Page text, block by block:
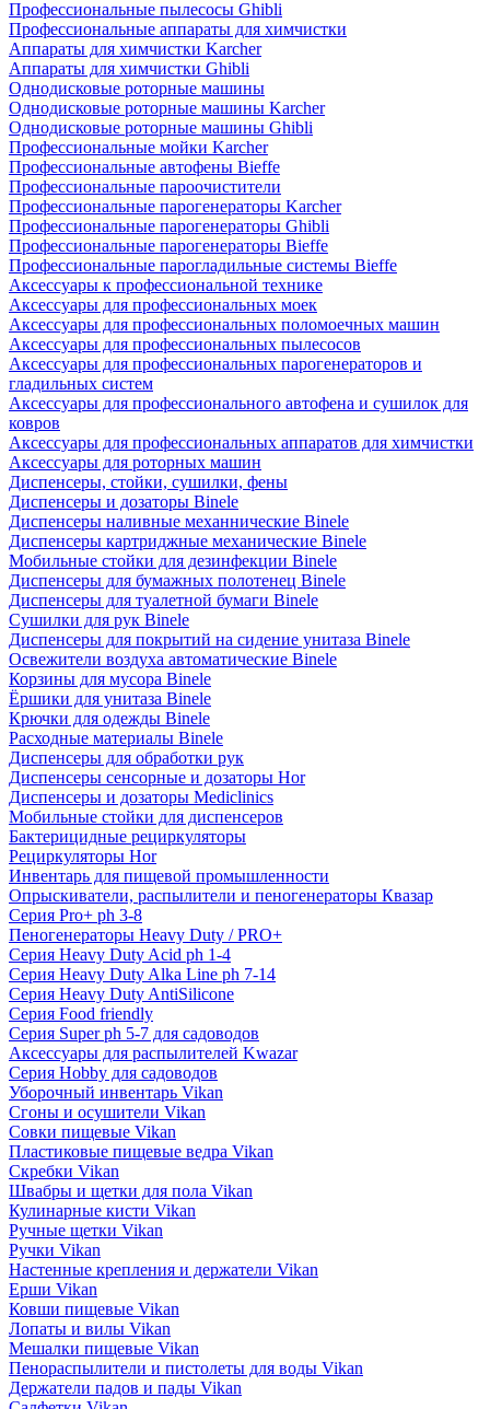
Профессиональные пылесосы Ghibli
Профессиональные аппараты для химчистки
Аппараты для химчистки Karcher
Аппараты для химчистки Ghibli
Однодисковые роторные машины
Однодисковые роторные машины Karcher
Однодисковые роторные машины Ghibli
Профессиональные мойки Karcher
Профессиональные автофены Bieffe
Профессиональные пароочистители
Профессиональные парогенераторы Karcher
Профессиональные парогенераторы Ghibli
Профессиональные парогенераторы Bieffe
Профессиональные парогладильные системы Bieffe
Аксессуары к профессиональной технике
Аксессуары для профессиональных моек
Аксессуары для профессиональных поломоечных машин
Аксессуары для профессиональных пылесосов
Аксессуары для профессиональных парогенераторов и
гладильных систем
Аксессуары для профессионального автофена и сушилок для
ковров
Аксессуары для профессиональных аппаратов для химчистки
Аксессуары для роторных машин
Диспенсеры, стойки, сушилки, фены
Диспенсеры и дозаторы Binele
Диспенсеры наливные механнические Binele
Диспенсеры картриджные механические Binele
Мобильные стойки для дезинфекции Binele
Диспенсеры для бумажных полотенец Binele
Диспенсеры для туалетной бумаги Binele
Сушилки для рук Binele
Диспенсеры для покрытий на сидение унитаза Binele
Освежители воздуха автоматические Binele
Корзины для мусора Binele
Ёршики для унитаза Binele
Крючки для одежды Binele
Расходные материалы Binele
Диспенсеры для обработки рук
Диспенсеры сенсорные и дозаторы Hor
Диспенсеры и дозаторы Mediclinics
Мобильные стойки для диспенсеров
Бактерицидные рециркуляторы
Рециркуляторы Hor
Инвентарь для пищевой промышленности
Опрыскиватели, распылители и пеногенераторы Квазар
Серия Pro+ ph 3-8
Пеногенераторы Heavy Duty / PRO+
Серия Heavy Duty Acid ph 1-4
Серия Heavy Duty Alka Line ph 7-14
Серия Heavy Duty AntiSilicone
Серия Food friendly
Серия Super ph 5-7 для садоводов
Аксессуары для распылителей Kwazar
Серия Hobby для садоводов
Уборочный инвентарь Vikan
Сгоны и осушители Vikan
Совки пищевые Vikan
Пластиковые пищевые ведра Vikan
Скребки Vikan
Швабры и щетки для пола Vikan
Кулинарные кисти Vikan
Ручные щетки Vikan
Ручки Vikan
Настенные крепления и держатели Vikan
Ерши Vikan
Ковши пищевые Vikan
Лопаты и вилы Vikan
Мешалки пищевые Vikan
Пенораспылители и пистолеты для воды Vikan
Держатели падов и пады Vikan